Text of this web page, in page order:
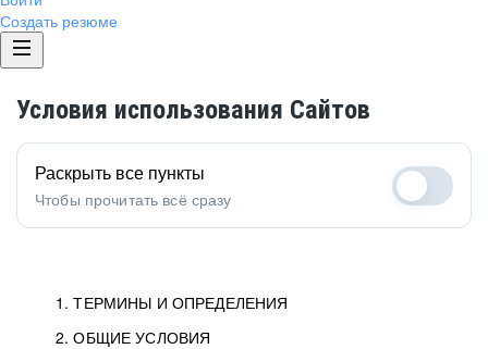
Создать резюме
Условия использования Сайтов
1. ТЕРМИНЫ И ОПРЕДЕЛЕНИЯ
2. ОБЩИЕ УСЛОВИЯ
Раскрыть все пункты
Чтобы прочитать всё сразу